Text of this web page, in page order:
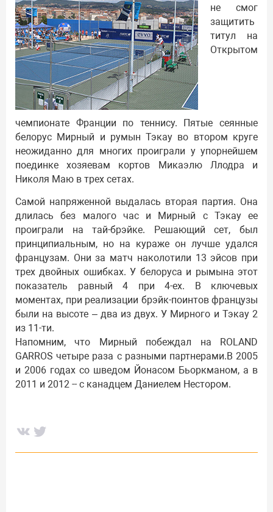
не смог
защитить
титул на
Открытом
чемпионате Франции по теннису. Пятые сеянные
белорус Мирный и румын Тэкау во втором круге
неожиданно для многих проиграли у упорнейшем
поединке хозяевам кортов Микаэлю Ллодра и
Николя Маю в трех сетах.
Самой напряженной выдалась вторая партия. Она
длилась без малого час и Мирный с Тэкау ее
проиграли на тай-брэйке. Решающий сет, был
принципиальным, но на кураже он лучше удался
французам. Они за матч наколотили 13 эйсов при
трех двойных ошибках. У белоруса и рымына этот
показатель равный 4 при 4-ех. В ключевых
моментах, при реализации брэйк-поинтов французы
были на высоте – два из двух. У Мирного и Тэкау 2
из 11-ти.
Напомним, что Мирный побеждал на ROLAND
GARROS четыре раза с разными партнерами.В 2005
и 2006 годах со шведом Йонасом Бьоркманом, а в
2011 и 2012 -- с канадцем Даниелем Нестором.